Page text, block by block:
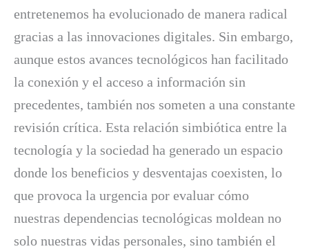
entretenemos ha evolucionado de manera radical
gracias a las innovaciones digitales. Sin embargo,
aunque estos avances tecnológicos han facilitado
la conexión y el acceso a información sin
precedentes, también nos someten a una constante
revisión crítica. Esta relación simbiótica entre la
tecnología y la sociedad ha generado un espacio
donde los beneficios y desventajas coexisten, lo
que provoca la urgencia por evaluar cómo
nuestras dependencias tecnológicas moldean no
solo nuestras vidas personales, sino también el